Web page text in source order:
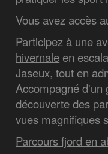
Vous avez accès
Participez à une
hivernale en
Jaseux, tout en
Accompagné d'un
découverte des
vues magnifiques
Parcours fjord en